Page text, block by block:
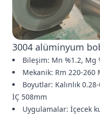
3004 alüminyum
Bileşim: Mn %1.2, Mg
Mekanik: Rm 220-260
Boyutlar: Kalınlık
İÇ 508mm
Uygulamalar: İçecek